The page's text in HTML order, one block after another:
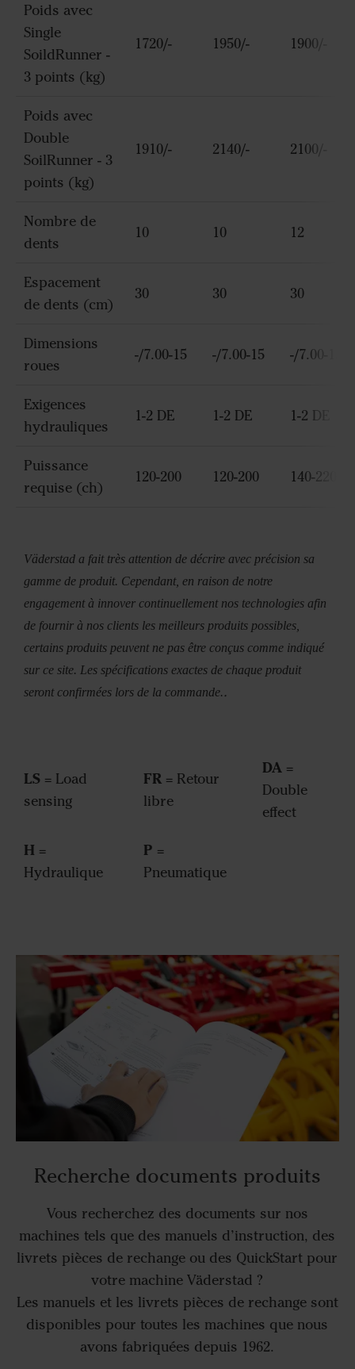
Poids avec
Single
SoildRunner -
3 points (kg)
1720/- 1950/- 1900/-
Poids avec
Double
SoilRunner - 3
points (kg)
1910/- 2140/- 2100/-
Nombre de
dents
10 10 12
Espacement
de dents (cm)
30 30 30
Dimensions
roues
-/7.00-15 -/7.00-15 -/7.00-15
Exigences
hydrauliques
1-2 DE 1-2 DE 1-2 DE
Puissance
requise (ch)
120-200 120-200 140-220
Väderstad a fait très attention de décrire avec précision sa
gamme de produit. Cependant, en raison de notre
engagement à innover continuellement nos technologies afin
de fournir à nos clients les meilleurs produits possibles,
certains produits peuvent ne pas être conçus comme indiqué
sur ce site. Les spécifications exactes de chaque produit
seront confirmées lors de la commande..
LS = Load
sensing
FR = Retour
libre
DA =
Double
effect
H =
Hydraulique
P =
Pneumatique
Recherche documents produits
Vous recherchez des documents sur nos
machines tels que des manuels d’instruction, des
livrets pièces de rechange ou des QuickStart pour
votre machine Väderstad ?
Les manuels et les livrets pièces de rechange sont
disponibles pour toutes les machines que nous
avons fabriquées depuis 1962.